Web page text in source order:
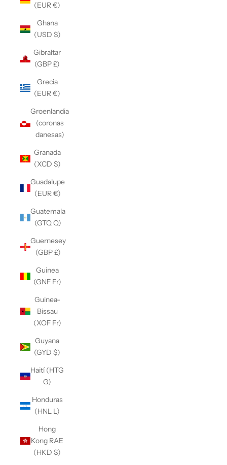
(EUR €)
Ghana
(USD $)
Gibraltar
(GBP £)
Grecia
(EUR €)
Groenlandia
(coronas
danesas)
Granada
(XCD $)
Guadalupe
(EUR €)
Guatemala
(GTQ Q)
Guernesey
(GBP £)
Guinea
(GNF Fr)
Guinea-
Bissau
(XOF Fr)
Guyana
(GYD $)
Haití (HTG
G)
Honduras
(HNL L)
Hong
Kong RAE
(HKD $)